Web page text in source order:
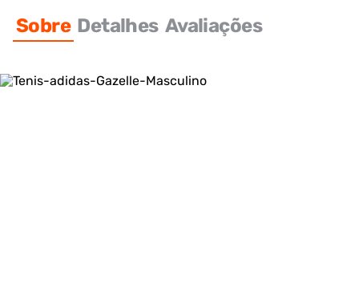
Sobre Detalhes Avaliações